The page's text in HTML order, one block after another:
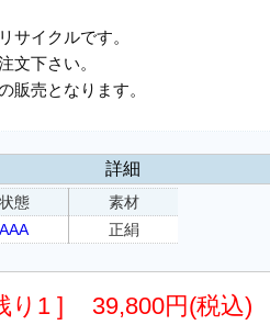
サイクルです。
文下さい。
販売となります。
詳細
状態
AAA
素材
正絹
り1 ] 39,800円(税込)